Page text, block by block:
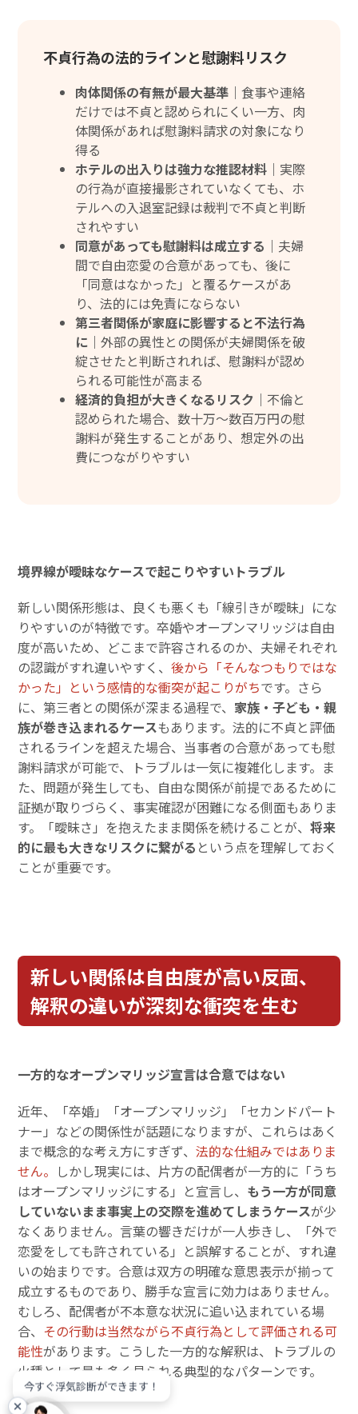
不貞行為の法的ラインと慰謝料リスク
肉体関係の有無が最大基準｜食事や連絡
だけでは不貞と認められにくい一方、肉
体関係があれば慰謝料請求の対象になり
得る
ホテルの出入りは強力な推認材料｜ 実際
の行為が直接撮影されていなくても、ホ
テルへの入退室記録は裁判で不貞と判断
されやすい
同意があっても慰謝料は成立する｜ 夫婦
間で自由恋愛の合意があっても、後に
「同意はなかった」と覆るケースがあ
り、法的には免責にならない
第三者関係が家庭に影響すると不法行為
に｜外部の異性との関係が夫婦関係を破
綻させたと判断されれば、慰謝料が認め
られる可能性が高まる
経済的負担が大きくなるリスク｜ 不倫と
認められた場合、数十万〜数百万円の慰
謝料が発生することがあり、想定外の出
費につながりやすい
境界線が曖昧なケースで起こりやすいトラブル
新しい関係形態は、良くも悪くも「線引きが曖昧」にな
りやすいのが特徴です。卒婚やオープンマリッジは自由
度が高いため、どこまで許容されるのか、夫婦それぞれ
の認識がすれ違いやすく、後から「そんなつもりではな
かった」という感情的な衝突が起こりがちです。さら
に、第三者との関係が深まる過程で、 家族・子ども・親
族が巻き込まれるケースもあります。法的に不貞と評価
されるラインを超えた場合、当事者の合意があっても慰
謝料請求が可能で、トラブルは一気に複雑化します。ま
た、問題が発生しても、自由な関係が前提であるために
証拠が取りづらく、事実確認が困難になる側面もありま
す。「曖昧さ」を抱えたまま関係を続けることが、将来
的に最も大きなリスクに繋がる という点を理解しておく
ことが重要です。
新しい関係は自由度が高い反面、
解釈の違いが深刻な衝突を生む
一方的なオープンマリッジ宣言は合意ではない
近年、「卒婚」「オープンマリッジ」「セカンドパート
ナー」などの関係性が話題になりますが、これらはあく
まで概念的な考え方にすぎず、法的な仕組みではありま
せん。 しかし現実には、片方の配偶者が一方的に「うち
はオープンマリッジにする」と宣言し、 もう一方が同意
していないまま事実上の交際を進めてしまうケースが少
なくありません。言葉の響きだけが一人歩きし、「外で
恋愛をしても許されている」と誤解することが、すれ違
いの始まりです。合意は双方の明確な意思表示が揃って
成立するものであり、勝手な宣言に効力はありません。
むしろ、配偶者が不本意な状況に追い込まれている場
合、 その行動は当然ながら不貞行為として評価される可
能性があります。こうした一方的な解釈は、トラブルの
火種として最も多く見られる典型的なパターンです。
今すぐ浮気診断ができます！